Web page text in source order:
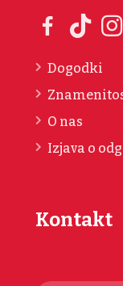
Dogodki
O nas
Izjava o
Kontakt